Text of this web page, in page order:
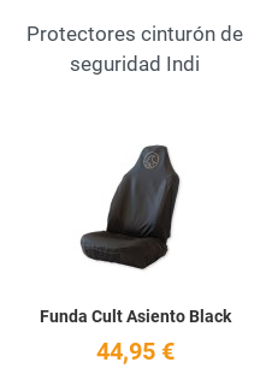
Protectores cinturón de
seguridad Indi
Funda Cult Asiento Black
44,95 €